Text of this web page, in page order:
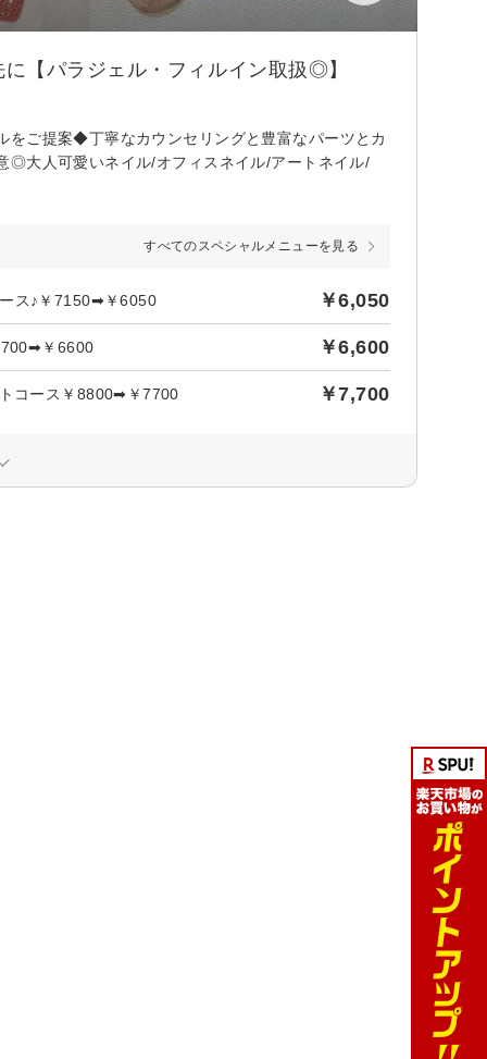
【パラジェル・フィルイン取扱◎】
をご提案◆丁寧なカウンセリングと豊富なパーツとカ
◎大人可愛いネイル/オフィスネイル/アートネイル/
すべてのスペシャルメニューを見る
ス♪￥7150➡￥6050 ￥6,050
￥6600 ￥6,600
コース￥8800➡￥7700 ￥7,700